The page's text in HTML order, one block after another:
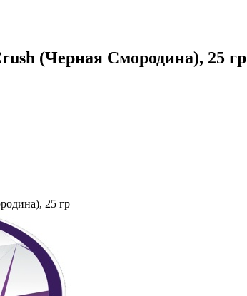
(Черная Смородина), 25 гр
25 гр